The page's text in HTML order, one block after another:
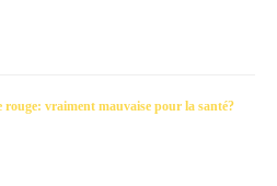
rouge: vraiment mauvaise pour la santé?